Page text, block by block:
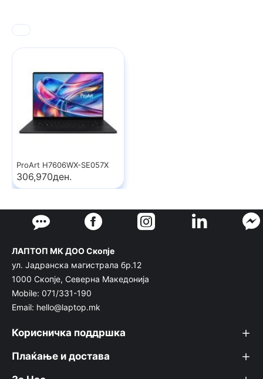
ProArt H7606WX-SE057X
306,970ден.
ЛАПТОП МК ДОО Скопје
ул. Јадранска магистрала бр.12
1000 Скопје, Северна Македонија
Mobile: 071/331-190
Email: hello@laptop.mk
Корисничка поддршка
Плаќање и достава